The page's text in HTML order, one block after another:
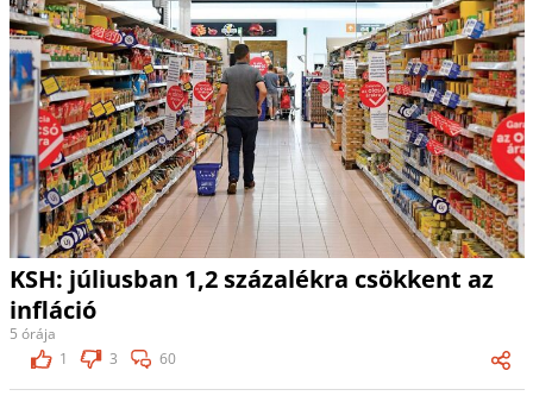
KSH: júliusban 1,2 százalékra csökkent az
infláció
5 órája
1
3 60